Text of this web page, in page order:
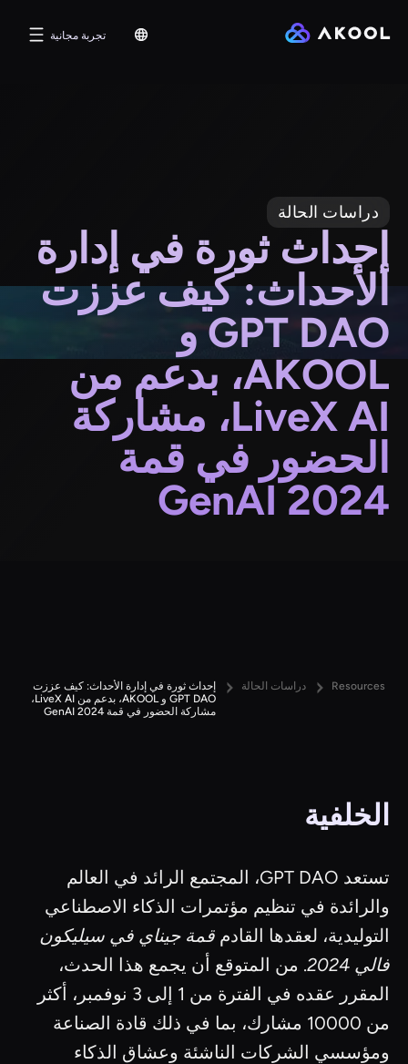
تجربة مجانية
دراسات الحالة
إحداث ثورة في إدارة
الأحداث: كيف عززت
GPT DAO و
AKOOL، بدعم من
LiveX AI، مشاركة
الحضور في قمة
GenAI 2024
Resources دراسات الحالة
إحداث ثورة في إدارة الأحداث: كيف عززت
GPT DAO و AKOOL، بدعم من LiveX AI،
مشاركة الحضور في قمة GenAI 2024
الخلفية
تستعد GPT DAO، المجتمع الرائد في العالم
والرائدة في تنظيم مؤتمرات الذكاء الاصطناعي
التوليدية، لعقدها القادم قمة جيناي في سيليكون
فالي 2024
. من المتوقع أن يجمع هذا الحدث،
المقرر عقده في الفترة من 1 إلى 3 نوفمبر، أكثر
من 10000 مشارك، بما في ذلك قادة الصناعة
ومؤسسي الشركات الناشئة وعشاق الذكاء